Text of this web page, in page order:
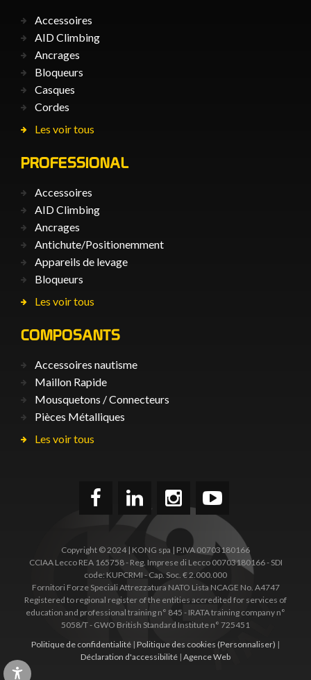
Accessoires
AID Climbing
Ancrages
Bloqueurs
Casques
Cordes
Les voir tous
PROFESSIONAL
Accessoires
AID Climbing
Ancrages
Antichute/Positionemment
Appareils de levage
Bloqueurs
Les voir tous
COMPOSANTS
Accessoires nautisme
Maillon Rapide
Mousquetons / Connecteurs
Pièces Métalliques
Les voir tous
Copyright © 2024 | KONG spa | P.IVA 00703180166
CCIAA Lecco REA 165758 - Reg. Imprese di Lecco 00703180166 - SDI
code: KUPCRMI - Cap. Soc. € 2.000.000
Fornitori Forze Speciali Attrezzatura NATO Lista NCAGE No. A4747
Registered to regional register of the entities accredited for services of
education and professional training n° 845 - IRATA training company n°
5058/T - GWO British Standard Institute n° 725451
Politique de confidentialité | Politique des cookies (Personnaliser) |
Déclaration d'accessibilité | Agence Web